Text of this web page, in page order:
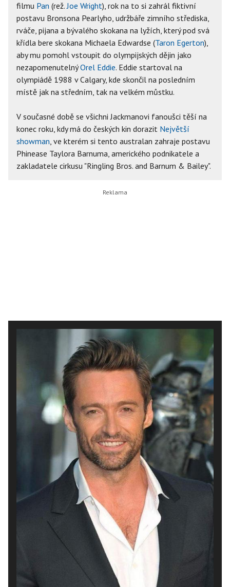
filmu Pan (rež.Joe Wright), rok na to si zahrál fiktivní
postavu Bronsona Pearlyho, udržbáře zimního střediska,
rváče, pijana a bývalého skokana na lyžích, který pod svá
křídla bere skokana Michaela Edwardse (Taron Egerton),
aby mu pomohl vstoupit do olympijských dějin jako
nezapomenutelnýOrel Eddie. Eddie startoval na
olympiádě 1988 v Calgary, kde skončil na posledním
místě jak na středním, tak na velkém můstku.
V současné době se všichni Jackmanovi fanoušci těší na
konec roku, kdy má do českých kin dorazit Největší
showman, ve kterém si tento australan zahraje postavu
Phinease Taylora Barnuma, amerického podnikatele a
zakladatele cirkusu "Ringling Bros. and Barnum & Bailey".